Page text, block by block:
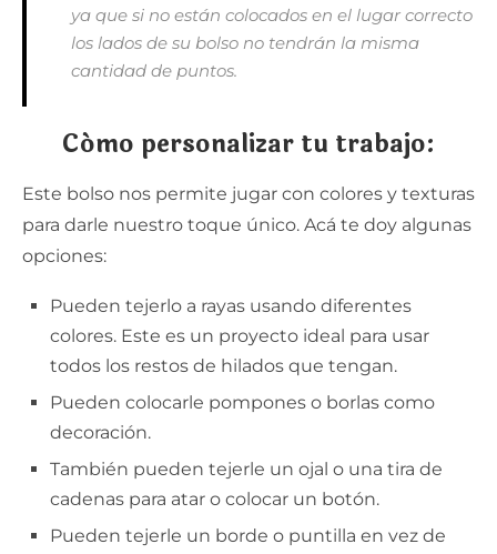
ya que si no están colocados en el lugar correcto
los lados de su bolso no tendrán la misma
cantidad de puntos.
Cómo personalizar tu trabajo:
Este bolso nos permite jugar con colores y texturas
para darle nuestro toque único. Acá te doy algunas
opciones:
Pueden tejerlo a rayas usando diferentes
colores. Este es un proyecto ideal para usar
todos los restos de hilados que tengan.
Pueden colocarle pompones o borlas como
decoración.
También pueden tejerle un ojal o una tira de
cadenas para atar o colocar un botón.
Pueden tejerle un borde o puntilla en vez de